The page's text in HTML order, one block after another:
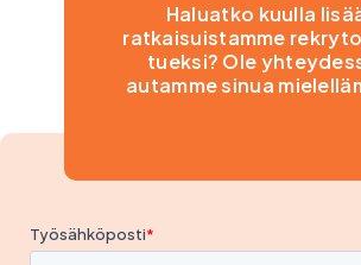
Haluatko kuulla
ratkaisuistamme
tueksi? Ole
autamme sinua